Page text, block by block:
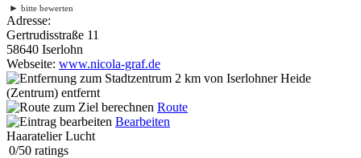
► bitte bewerten
Adresse:
Gertrudisstraße 11
58640 Iserlohn
Webseite: www.nicola-graf.de
2 km von Iserlohner Heide
(Zentrum) entfernt
Route
Bearbeiten
Haaratelier Lucht
0/50 ratings